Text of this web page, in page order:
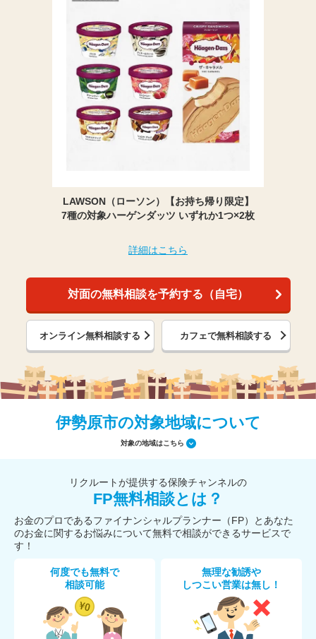
LAWSON（ローソン）【お持ち帰り限定】
7種の対象ハーゲンダッツ いずれか1つ×2枚
詳細はこちら
対面の無料相談を予約する（自宅）
オンライン無料相談する カフェで無料相談する
伊勢原市の対象地域について
対象の地域はこちら
リクルートが提供する保険チャンネルの
FP無料相談とは？
お金のプロであるファイナンシャルプランナー（FP）とあなた
のお金に関するお悩みについて無料で相談ができるサービスで
す！
何度でも無料で
相談可能
無理な勧誘や
しつこい営業は無し！